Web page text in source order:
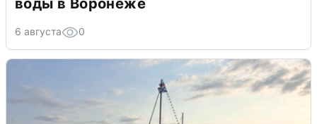
воды в Воронеже
6 августа 0